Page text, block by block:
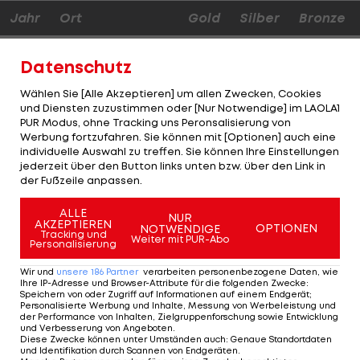
Jahr Ort Gold Silber Bronze
2022 Peking 4
1992 Albertville 6 7
2026 Mailand/Cortina 5 8 5
Pyeongchang
2014 Sotschi 4 5
2010 Vancouver 4 6 7
1964 Innsbruck 4 5 3
1956 Cortina
Datenschutz
Wählen Sie [Alle Akzeptieren] um allen Zwecken, Cookies
und Diensten zuzustimmen oder [Nur Notwendige] im LAOLA1
PUR Modus, ohne Tracking uns Peronsalisierung von
Werbung fortzufahren. Sie können mit [Optionen] auch eine
individuelle Auswahl zu treffen. Sie können Ihre Einstellungen
jederzeit über den Button links unten bzw. über den Link in
der Fußzeile anpassen.
ALLE
AKZEPTIEREN
Tracking und
Personalisierung
NUR
NOTWENDIGE
Weiter mit PUR-Abo
OPTIONEN
Wir und unsere 186 Partner verarbeiten personenbezogene Daten, wie
Ihre IP-Adresse und Browser-Attribute für die folgenden Zwecke:
Speichern von oder Zugriff auf Informationen auf einem Endgerät;
Personalisierte Werbung und Inhalte, Messung von Werbeleistung und
der Performance von Inhalten, Zielgruppenforschung sowie Entwicklung
und Verbesserung von Angeboten
Diese Zwecke können unter Umständen auch: Genaue Standortdaten
und Identifikation durch Scannen von Endgeräten